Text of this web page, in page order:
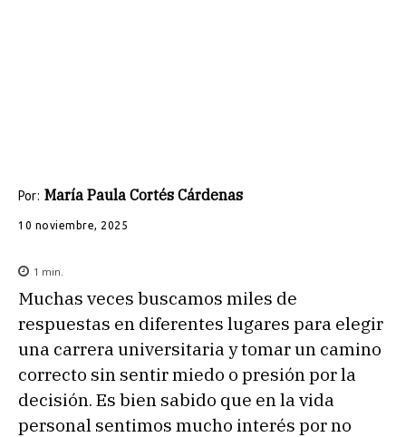
Por: María Paula Cortés Cárdenas
10 noviembre, 2025
1 min.
Muchas veces buscamos miles de
respuestas en diferentes lugares para elegir
una carrera universitaria y tomar un camino
correcto sin sentir miedo o presión por la
decisión. Es bien sabido que en la vida
personal sentimos mucho interés por no